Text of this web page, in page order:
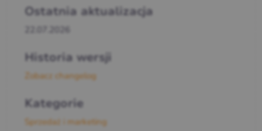
Ostatnia aktualizacja
22.07.2026
Historia wersji
Zobacz changelog
Kategorie
Sprzedaż i marketing